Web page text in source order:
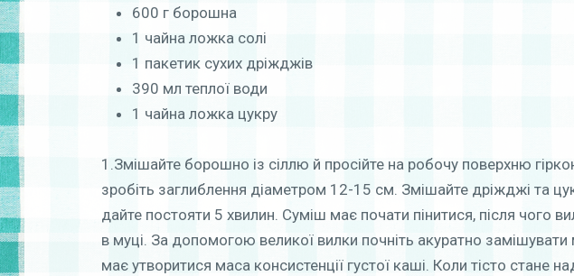
600 г борошна
1 чайна ложка солі
1 пакетик сухих дріжджів
390 мл теплої води
1 чайна ложка цукру
1.Змішайте борошно із сіллю й просійте на робочу поверхню
зробіть заглиблення діаметром 12-15 см. Змішайте дріжджі та
дайте постояти 5 хвилин. Суміш має почати пінитися, після чого
в муці. За допомогою великої вилки почніть акуратно замішувати
має утворитися маса консистенції густої каші. Коли тісто стане